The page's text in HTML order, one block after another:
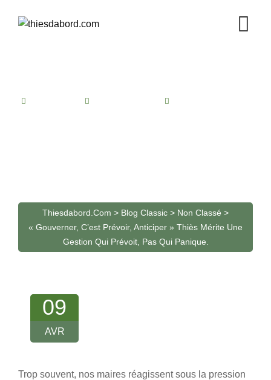
Thiesdabord.com > Blog Classic > Non Classé >
« Gouverner, C’est Prévoir, Anticiper » Thiès Mérite Une
Gestion Qui Prévoit, Pas Qui Panique.
09
AVR
Trop souvent, nos maires réagissent sous la pression